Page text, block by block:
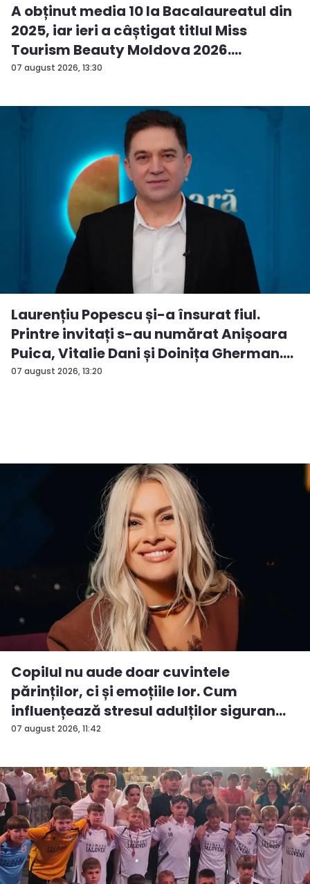
07 august 2026, 13:30
A obținut media 10 la Bacalaureatul din
2025, iar ieri a câștigat titlul Miss
Tourism Beauty Moldova 2026.
Andreea...
07 august 2026, 13:20
Laurențiu Popescu și-a însurat fiul.
Printre invitați s-au numărat Anișoara
Puica, Vitalie Dani și Doinița Gherman.
P...
07 august 2026, 11:42
Copilul nu aude doar cuvintele
părinților, ci și emoțiile lor. Cum
influențează stresul adulților siguran...